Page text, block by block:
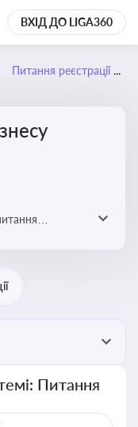
ВХІД ДО LIGA360
Питання реєстрації бізнесу
Питання